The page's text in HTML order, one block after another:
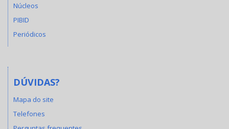
Núcleos
PIBID
Periódicos
DÚVIDAS?
Mapa do site
Telefones